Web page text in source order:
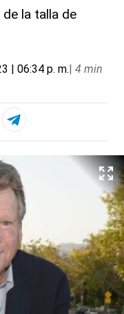
la talla de
| 06:34 p. m.| 4 min